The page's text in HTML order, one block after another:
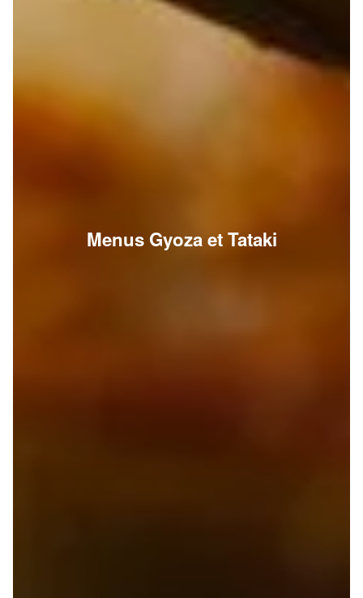
Menus Gyoza et Tataki